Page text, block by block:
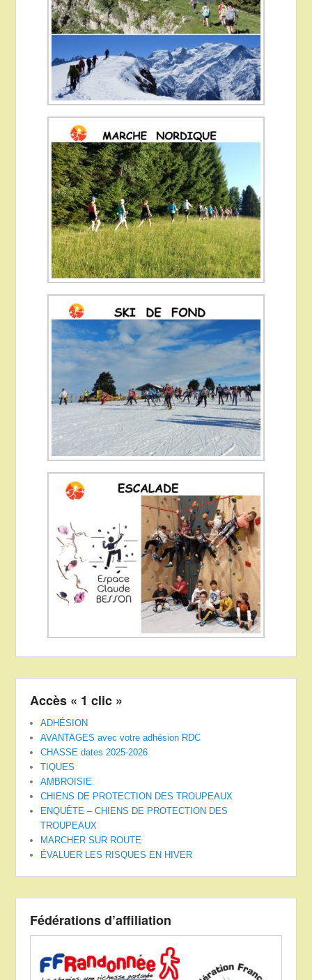
Accès « 1 clic »
ADHÉSION
AVANTAGES avec votre adhésion RDC
CHASSE dates 2025-2026
TIQUES
AMBROISIE
CHIENS DE PROTECTION DES TROUPEAUX
ENQUÊTE – CHIENS DE PROTECTION DES
TROUPEAUX
MARCHER SUR ROUTE
ÉVALUER LES RISQUES EN HIVER
Fédérations d’affiliation